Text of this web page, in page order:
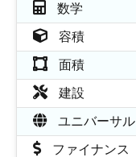
数学
容積
面積
建設
ユニバーサル
ファイナンス